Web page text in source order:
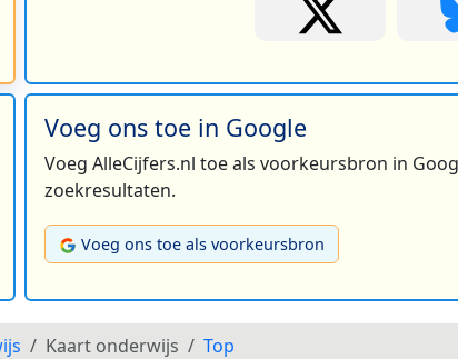
Voeg ons toe in Google
Voeg AlleCijfers.nl toe als voorkeursbron in
zoekresultaten.
Voeg ons toe als voorkeursbron
Kaart onderwijs Top